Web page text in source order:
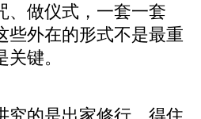
、做仪式，一套一套
些外在的形式不是最重
键。